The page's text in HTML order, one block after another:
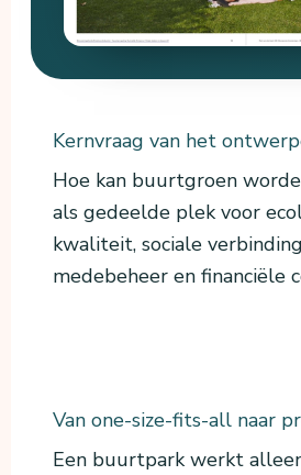
Kernvraag van het
Hoe kan buurtgroen
als gedeelde plek voor
kwaliteit, sociale
medebeheer en financiële
Van one-size-fits-all naar
Een buurtpark werkt